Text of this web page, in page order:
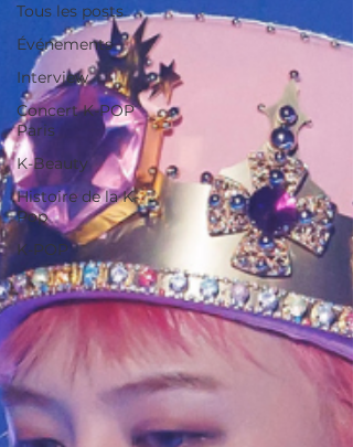
Tous les posts
Événements
Interview
Concert K-POP
Paris
K-Beauty
Histoire de la K-
Pop
K-POP